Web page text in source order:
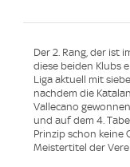
Der 2. Rang, der ist
diese beiden Klubs
Liga aktuell mit
nachdem die
Vallecano
und auf dem 4.
Prinzip schon keine
Meistertitel der